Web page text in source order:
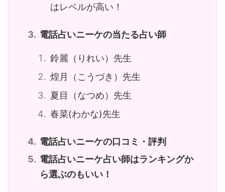
はレベルが高い！
電話占いニーケの当たる占い師
鈴麗（りれい）先生
煌月（こうづき）先生
夏目（なつめ）先生
春菜(わかな)先生
電話占いニーケの口コミ・評判
電話占いニーケ占い師はランキングか
ら選ぶのもいい！